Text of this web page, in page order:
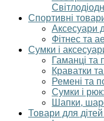
Спортивні
Аксесуари
Фітнес та
Сумки і
Гаманці та
Краватки
Ремені та
Сумки і
Шапки,
Товари для дітей